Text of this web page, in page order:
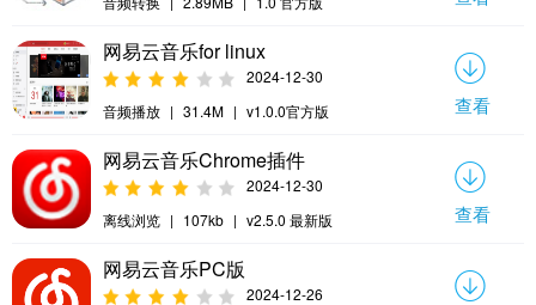
网易云音乐for linux
2024-12-30
音频播放 | 31.4M | v1.0.0官方版 查看
网易云音乐Chrome插件
2024-12-30
离线浏览 | 107kb | v2.5.0 最新版 查看
网易云音乐PC版
2024-12-26